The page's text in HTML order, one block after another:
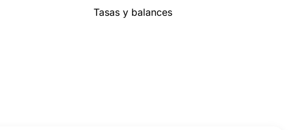
Tasas y balances